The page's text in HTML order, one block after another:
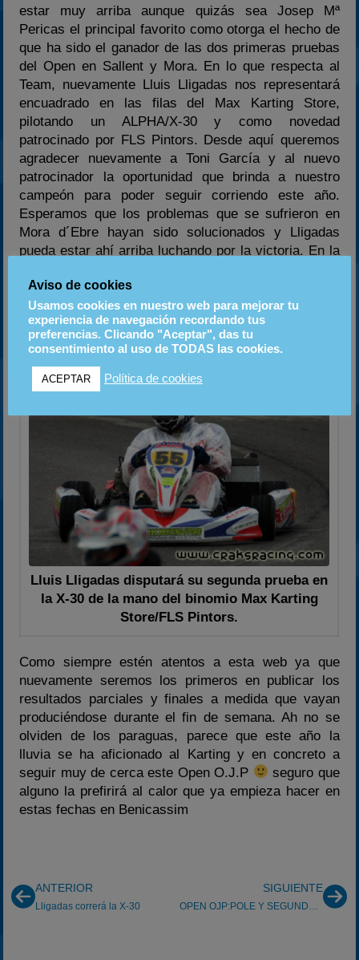
estar muy arriba aunque quizás sea Josep Mª
Pericas el principal favorito como otorga el hecho de
que ha sido el ganador de las dos primeras pruebas
del Open en Sallent y Mora. En lo que respecta al
Team, nuevamente Lluis Lligadas nos representará
encuadrado en las filas del Max Karting Store,
pilotando un ALPHA/X-30 y como novedad
patrocinado por FLS Pintors. Desde aquí queremos
agradecer nuevamente a Toni García y al nuevo
patrocinador la oportunidad que brinda a nuestro
campeón para poder seguir corriendo este año.
Esperamos que los problemas que se sufrieron en
Mora d´Ebre hayan sido solucionados y Lligadas
pueda estar ahí arriba luchando por la victoria. En la
Egea que este año está participando asiduamente en
el Craks Series 2006. Mucha suerte para él también.
Lluis Lligadas disputará su segunda prueba en
la X-30 de la mano del binomio Max Karting
Store/FLS Pintors.
Como siempre estén atentos a esta web ya que
nuevamente seremos los primeros en publicar los
resultados parciales y finales a medida que vayan
produciéndose durante el fin de semana. Ah no se
olviden de los paraguas, parece que este año la
lluvia se ha aficionado al Karting y en concreto a
seguir muy de cerca este Open O.J.P
seguro que
alguno la prefirirá al calor que ya empieza hacer en
estas fechas en Benicassim
ANTERIOR
Lligadas correrá la X-30
SIGUIENTE
OPEN OJP:POLE Y SEGUNDO PUESTO DE OUGEI
Aviso de cookies
Usamos cookies en nuestro web para mejorar tu
experiencia de navegación recordando tus
preferencias. Clicando "Aceptar", das tu
consentimiento al uso de TODAS las cookies.
ACEPTAR Política de cookies